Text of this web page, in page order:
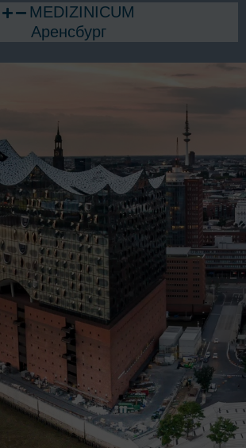
MEDIZINICUM
Аренсбург